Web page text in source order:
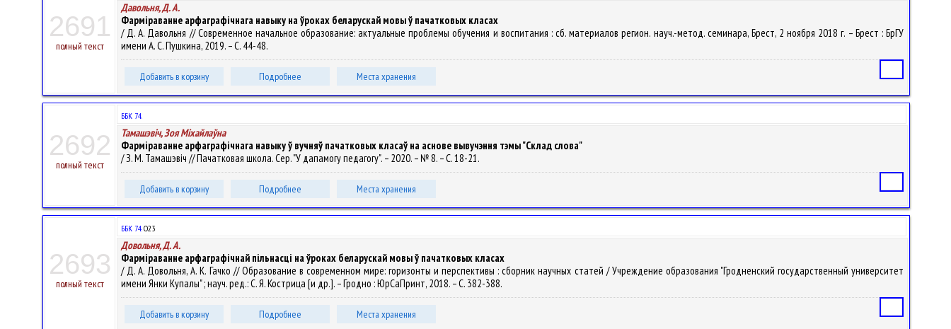
2691
полный текст
Давольня, Д. А.
Фарміраванне арфаграфічнага навыку на ўроках беларускай мовы ў пачатковых класах
/ Д. А. Давольня // Современное начальное образование: актуальные проблемы обучения и воспитания : сб. материалов регион. науч.-метод. семинара, Брест, 2 ноября 2018 г. – Брест : БрГУ
имени А. С. Пушкина, 2019. – С. 44-48.
Добавить в корзину Подробнее Места хранения
2692
полный текст
ББК 74.
Тамашэвіч, Зоя Міхайлаўна
Фарміраванне арфаграфічнага навыку ў вучняў пачатковых класаў на аснове вывучэння тэмы "Склад слова"
/ З. М. Тамашэвіч // Пачатковая школа. Сер. "У дапамогу педагогу". – 2020. – № 8. – С. 18-21.
Добавить в корзину Подробнее Места хранения
2693
полный текст
ББК 74.О23
Довольня, Д. А.
Фарміраванне арфаграфічнай пільнасці на ўроках беларускай мовы ў пачатковых класах
/ Д. А. Довольня, А. К. Гачко // Образование в современном мире: горизонты и перспективы : сборник научных статей / Учреждение образования "Гродненский государственный университет
имени Янки Купалы" ; науч. ред.: С. Я. Кострица [и др.]. – Гродно : ЮрСаПринт, 2018. – С. 382-388.
Добавить в корзину Подробнее Места хранения